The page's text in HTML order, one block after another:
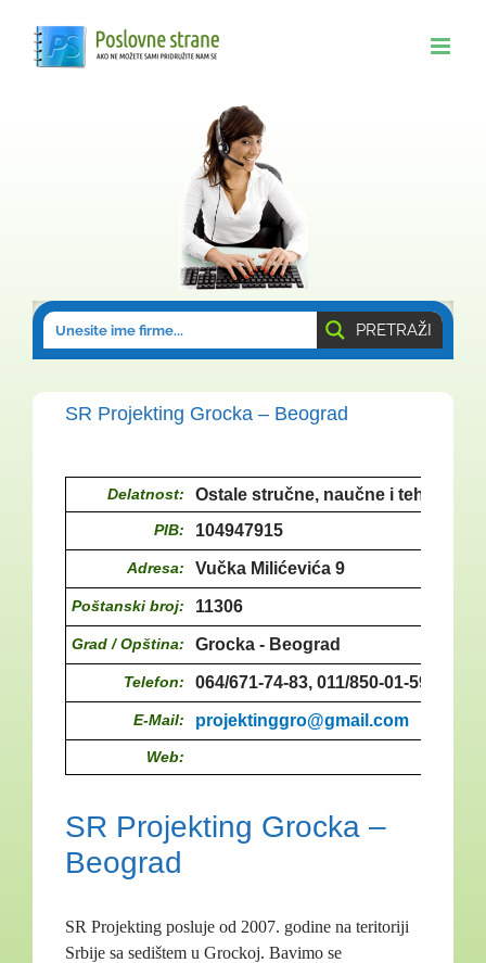
content
PRETRAŽI
SR Projekting Grocka – Beograd
Delatnost: Ostale stručne, naučne i tehničke
PIB: 104947915
Adresa: Vučka Milićevića 9
Poštanski broj: 11306
Grad / Opština: Grocka - Beograd
Telefon: 064/671-74-83, 011/850-01-59
E-Mail: projektinggro@gmail.com
Web:
SR Projekting Grocka –
Beograd
SR Projekting posluje od 2007. godine na teritoriji
Srbije sa sedištem u Grockoj. Bavimo se